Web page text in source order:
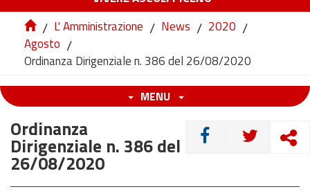
/ L' Amministrazione / News / 2020 /
Agosto /
Ordinanza Dirigenziale n. 386 del 26/08/2020
MENU
CONDIVIDI
Ordinanza
Dirigenziale n. 386 del
26/08/2020